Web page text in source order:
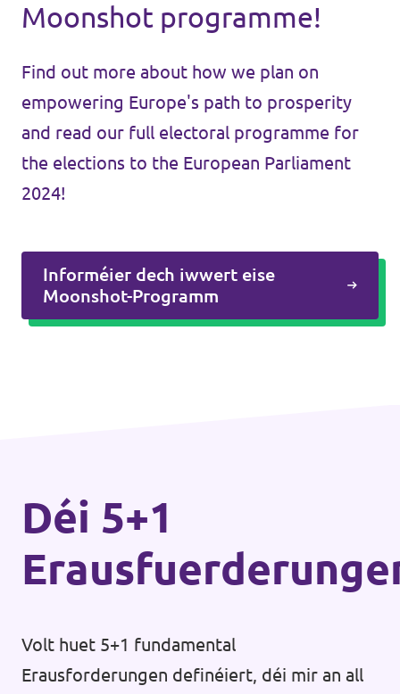
Moonshot programme!
Find out more about how we plan on
empowering Europe's path to prosperity
and read our full electoral programme for
the elections to the European Parliament
2024!
Informéier dech iwwert eise
Moonshot-Programm
Déi 5+1
Volt huet 5+1 fundamental
Erausforderungen definéiert, déi mir an all